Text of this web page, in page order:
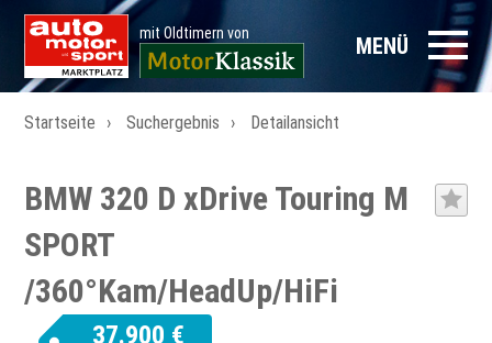
mit Oldtimern von MENÜ
Startseite Suchergebnis Detailansicht
BMW 320 D xDrive Touring M
SPORT
/360°Kam/HeadUp/HiFi
37.900 €